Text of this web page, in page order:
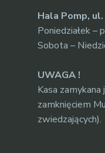
Hala Pomp,
Poniedziałek –
Sobota –
UWAGA !
Kasa
zamknięciem
zwiedzających).